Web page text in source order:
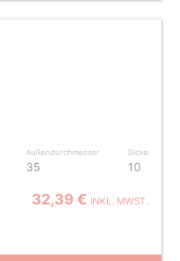
Außendurchmesser
35
Dicke
10
32,39 € INKL. MWST.